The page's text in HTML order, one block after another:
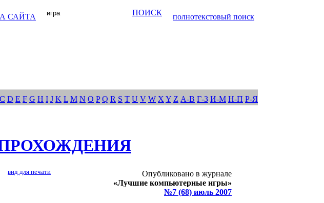
САЙТА ПОИСК
полнотекстовый поиск
C D E F G H I J K L M N O P Q R S T U V W X Y Z А-В Г-З И-М Н-П Р-Я
Опубликовано в журнале
«Лучшие компьютерные игры»
№7 (68) июль 2007
вид для печати